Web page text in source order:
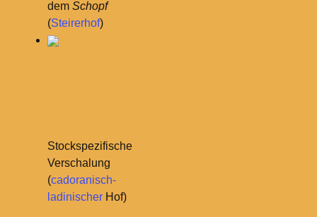
dem Schopf
(Steirerhof)
Stockspezifische
Verschalung
(cadoranisch-
ladinischerHof)